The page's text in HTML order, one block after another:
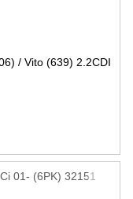
/ Vito (639) 2.2CDI